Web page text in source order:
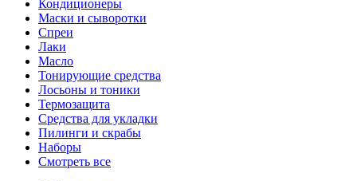
Кондиционеры
Маски и сыворотки
Спреи
Лаки
Масло
Тонирующие средства
Лосьоны и тоники
Термозащита
Средства для укладки
Пилинги и скрабы
Наборы
Смотреть все